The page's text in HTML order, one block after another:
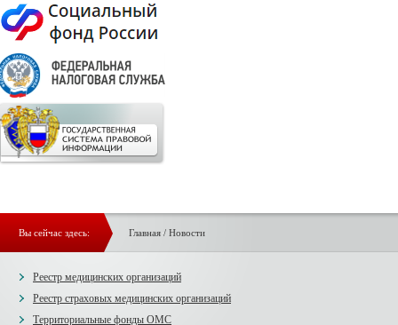
Вы сейчас здесь: Главная/ Новости
Реестр медицинских организаций
Реестр страховых медицинских организаций
Территориальные фонды ОМС